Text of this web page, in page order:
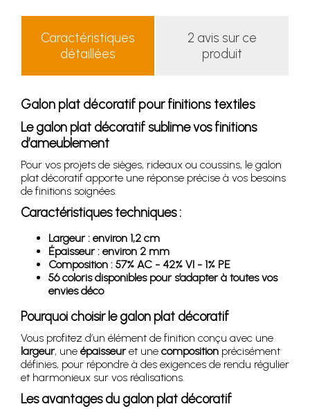
Caractéristiques
détaillées
2 avis sur ce
produit
Galon plat décoratif pour finitions textiles
Le galon plat décoratif sublime vos finitions
d’ameublement
Pour vos projets de sièges, rideaux ou coussins, le galon
plat décoratif apporte une réponse précise à vos besoins
de finitions soignées.
Caractéristiques techniques :
Largeur : environ 1,2 cm
Épaisseur : environ 2 mm
Composition : 57% AC - 42% VI - 1% PE
56 coloris disponibles pour s’adapter à toutes vos
envies déco
Pourquoi choisir le galon plat décoratif
Vous profitez d’un élément de finition conçu avec une
largeur, une épaisseuret une composition précisément
définies, pour répondre à des exigences de rendu régulier
et harmonieux sur vos réalisations.
Les avantages du galon plat décoratif